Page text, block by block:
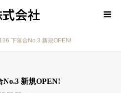
会社
下落合No.3 新規OPEN!
新規OPEN!